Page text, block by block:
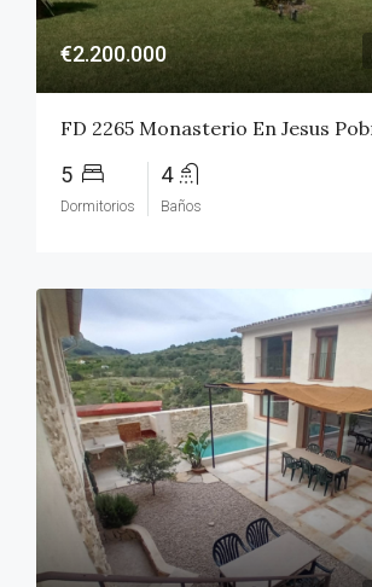
€2.200.000
FD 2265 Monasterio En Jesus
5
Dormitorios
4
Baños